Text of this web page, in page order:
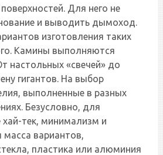
Для него не
и выводить дымоход.
изготовления таких
Камины выполняются
настольных «свечей» до
гигантов. На выбор
выполненные в разных
Безусловно, для
хай-тек, минимализм и
вариантов,
пластика или алюминия